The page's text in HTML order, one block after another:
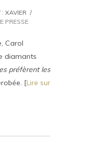
: XAVIER /
PRESSE
Carol
diamants
préfèrent les
[Lire sur